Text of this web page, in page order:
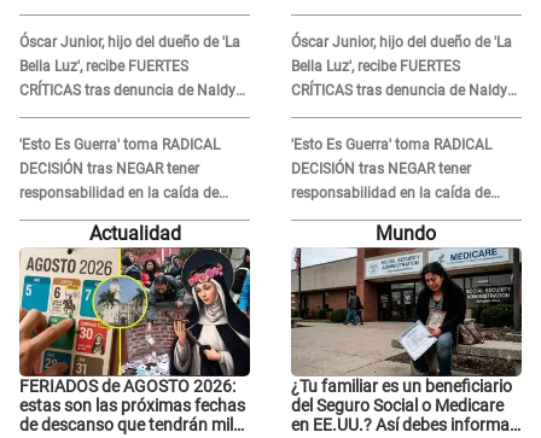
Óscar Junior, hijo del dueño de 'La
Bella Luz', recibe FUERTES
CRÍTICAS tras denuncia de Naldy
Saldaña contra su tío: "Cómplice"
'Esto Es Guerra' toma RADICAL
DECISIÓN tras NEGAR tener
responsabilidad en la caída de
Kevin Díaz desde 8 metros de
Óscar Junior, hijo del dueño de 'La
Bella Luz', recibe FUERTES
CRÍTICAS tras denuncia de Naldy
Saldaña contra su tío: "Cómplice"
'Esto Es Guerra' toma RADICAL
DECISIÓN tras NEGAR tener
responsabilidad en la caída de
Kevin Díaz desde 8 metros de
Actualidad
FERIADOS de AGOSTO 2026:
estas son las próximas fechas
de descanso que tendrán miles
Mundo
¿Tu familiar es un beneficiario
del Seguro Social o Medicare
en EE.UU.? Así debes informar